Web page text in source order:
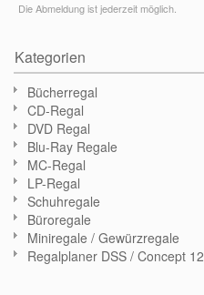
Die Abmeldung ist jederzeit möglich.
Kategorien
Bücherregal
CD-Regal
DVD Regal
Blu-Ray Regale
MC-Regal
LP-Regal
Schuhregale
Büroregale
Miniregale / Gewürzregale
Regalplaner DSS / Concept 12